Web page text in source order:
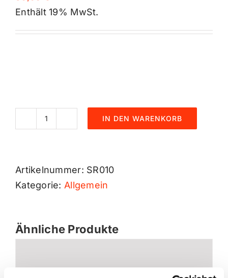
Enthält 19% MwSt.
IN DEN WARENKORB
Artikelnummer: SR010
Kategorie: Allgemein
Ähnliche Produkte